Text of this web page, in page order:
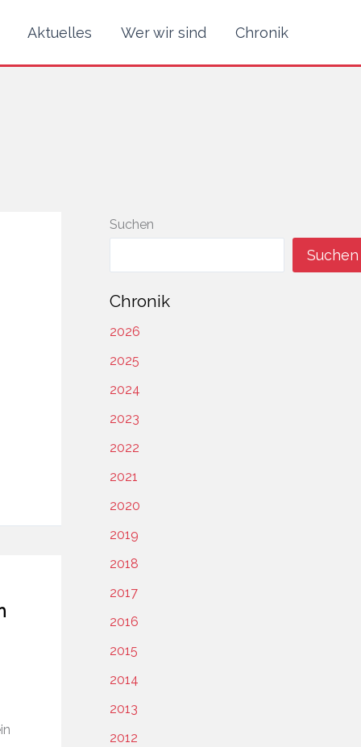
Aktuelles Wer wir sind Chronik
Suchen
Suchen
Chronik
2026
2025
2024
2023
2022
2021
2020
2019
2018
2017
2016
2015
2014
2013
2012